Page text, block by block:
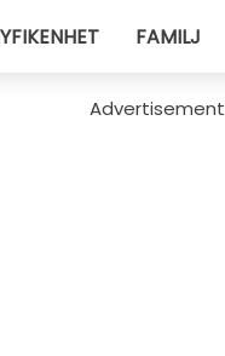
FAMILJ
Advertisement